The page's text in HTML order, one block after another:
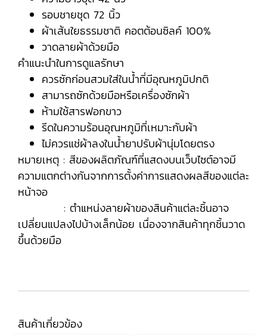
รอบชายชุด 72 นิ้ว
ผ้าเส้นใยธรรมชาติ คอตต้อนซิลค์ 100%
วาดลายผ้าด้วยมือ
คำแนะนำในการดูแลรักษา
ควรซักก่อนสวมใส่ในน้ำที่มีอุณหภูมิปกติ
สามารถซักด้วยมือหรือเครื่องซักผ้า
ห้ามใช้สารฟอกขาว
รีดในความร้อนอุณหภูมิที่เหมาะกับผ้า
ไม่ควรแช่ผ้าลงในน้ำยาปรับผ้านุ่มโดยตรง
หมายเหตุ : สีของผลิตภัณฑ์ที่แสดงบนเว็บไซต์อาจมี
ความแตกต่างกันจากการตั้งค่าการแสดงผลสีของแต่ละ
หน้าจอ
: ตำแหน่งลายผ้าของสินค้าแต่ละชิ้นอาจ
เปลี่ยนแปลงไปบ้างเล็กน้อย เนื่องจากสินค้าทุกชิ้นวาด
ขึ้นด้วยมือ
สินค้าเกี่ยวข้อง